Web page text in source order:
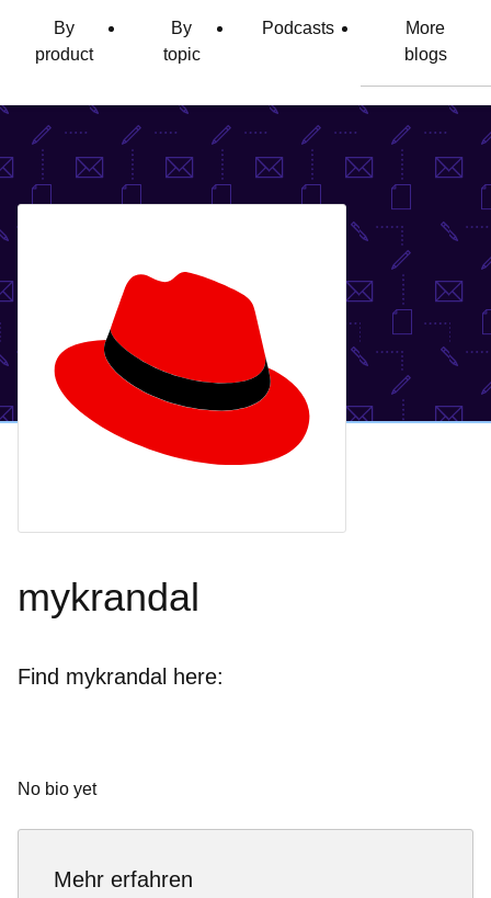
By
product
By
topic
Podcasts
More
blogs
mykrandal
Find mykrandal here:
No bio yet
Mehr erfahren